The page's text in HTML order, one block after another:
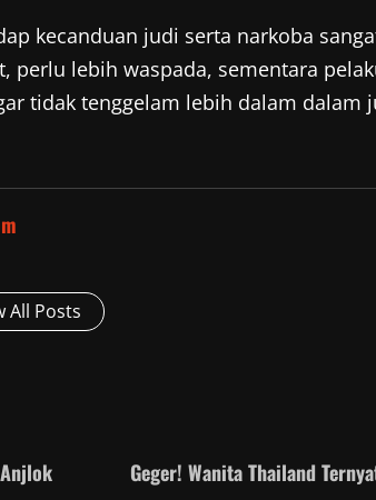
kecanduan judi serta narkoba
perlu lebih waspada, sementara
tidak tenggelam lebih dalam dalam
All Posts
Geger! Wanita Thailand